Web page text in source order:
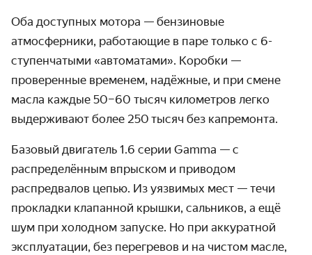
Оба доступных мотора — бензиновые
атмосферники, работающие в паре только с 6-
ступенчатыми «автоматами». Коробки —
проверенные временем, надёжные, и при смене
масла каждые 50–60 тысяч километров легко
выдерживают более 250 тысяч без капремонта.
Базовый двигатель 1.6 серии Gamma — с
распределённым впрыском и приводом
распредвалов цепью. Из уязвимых мест — течи
прокладки клапанной крышки, сальников, а ещё
шум при холодном запуске. Но при аккуратной
эксплуатации, без перегревов и на чистом масле,